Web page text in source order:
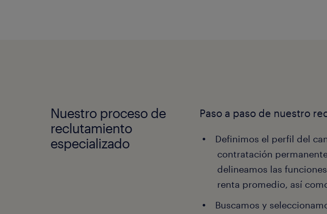
Nuestro proceso de
reclutamiento
especializado
Paso a paso de nuestro
Definimos el perfil del
contratación
delineamos las
renta promedio, así
Buscamos y